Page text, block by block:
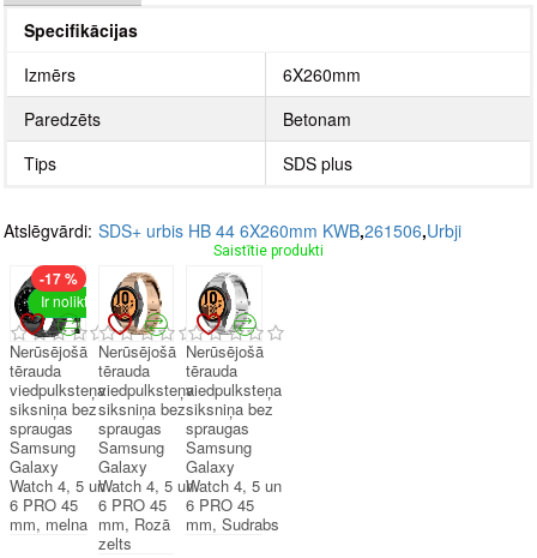
Specifikācijas
Izmērs
6X260mm
Paredzēts
Betonam
Tips
SDS plus
Atslēgvārdi: SDS+ urbis HB 44 6X260mm KWB,261506,Urbji
Saistītie produkti
Ir noliktavā
-17 %
Nerūsējošā
tērauda
viedpulksteņa
siksniņa bez
spraugas
Samsung
Galaxy
Watch 4, 5 un
6 PRO 45
mm, melna
Nerūsējošā
tērauda
viedpulksteņa
siksniņa bez
spraugas
Samsung
Galaxy
Watch 4, 5 un
6 PRO 45
mm, Rozā
zelts
Nerūsējošā
tērauda
viedpulksteņa
siksniņa bez
spraugas
Samsung
Galaxy
Watch 4, 5 un
6 PRO 45
mm, Sudrabs